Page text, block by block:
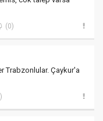
(0)
Trabzonlular. Çaykur'a